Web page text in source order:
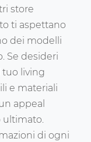
store
ti aspettano
dei modelli
Se desideri
tuo living
e materiali
appeal
ultimato.
di ogni